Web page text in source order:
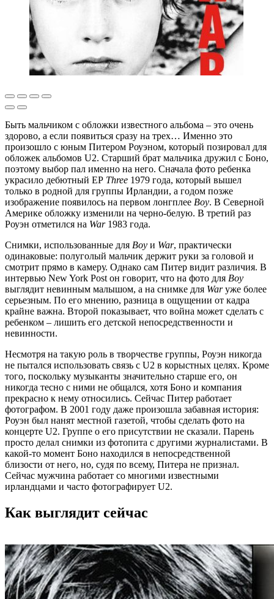
Быть мальчиком с обложки известного альбома – это очень
здорово, а если появиться сразу на трех… Именно это
произошло с юным Питером Роуэном, который позировал для
обложек альбомов U2. Старший брат мальчика дружил с Боно,
поэтому выбор пал именно на него. Сначала фото ребенка
украсило дебютный ЕР Three 1979 года, который вышел
только в родной для группы Ирландии, а годом позже
изображение появилось на первом лонгплее Boy. В Северной
Америке обложку изменили на черно-белую. В третий раз
Роуэн отметился на War 1983 года.
Снимки, использованные для Boy и War, практически
одинаковые: полуголый мальчик держит руки за головой и
смотрит прямо в камеру. Однако сам Питер видит различия. В
интервью New York Post он говорит, что на фото для Boy
выглядит невинным малышом, а на снимке для Warуже более
серьезным. По его мнению, разница в ощущении от кадра
крайне важна. Второй показывает, что война может сделать с
ребенком – лишить его детской непосредственности и
невинности.
Несмотря на такую роль в творчестве группы, Роуэн никогда
не пытался использовать связь с U2 в корыстных целях. Кроме
того, поскольку музыканты значительно старше его, он
никогда тесно с ними не общался, хотя Боно и компания
прекрасно к нему относились. Сейчас Питер работает
фотографом. В 2001 году даже произошла забавная история:
Роуэн был нанят местной газетой, чтобы сделать фото на
концерте U2. Группе о его присутствии не сказали. Парень
просто делал снимки из фотопита с другими журналистами. В
какой-то момент Боно находился в непосредственной
близости от него, но, судя по всему, Питера не признал.
Сейчас мужчина работает со многими известными
ирландцами и часто фотографирует U2.
Как выглядит сейчас